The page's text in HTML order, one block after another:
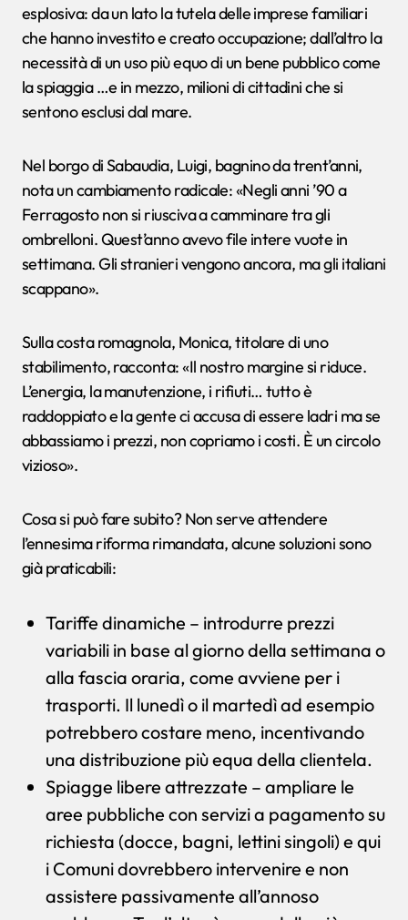
esplosiva: da un lato la tutela delle imprese familiari
che hanno investito e creato occupazione; dall’altro la
necessità di un uso più equo di un bene pubblico come
la spiaggia …e in mezzo, milioni di cittadini che si
sentono esclusi dal mare.
Nel borgo di Sabaudia, Luigi, bagnino da trent’anni,
nota un cambiamento radicale: «Negli anni ’90 a
Ferragosto non si riusciva a camminare tra gli
ombrelloni. Quest’anno avevo file intere vuote in
settimana. Gli stranieri vengono ancora, ma gli italiani
scappano».
Sulla costa romagnola, Monica, titolare di uno
stabilimento, racconta: «Il nostro margine si riduce.
L’energia, la manutenzione, i rifiuti… tutto è
raddoppiato e la gente ci accusa di essere ladri ma se
abbassiamo i prezzi, non copriamo i costi. È un circolo
vizioso».
Cosa si può fare subito? Non serve attendere
l’ennesima riforma rimandata, alcune soluzioni sono
già praticabili:
Tariffe dinamiche – introdurre prezzi
variabili in base al giorno della settimana o
alla fascia oraria, come avviene per i
trasporti. Il lunedì o il martedì ad esempio
potrebbero costare meno, incentivando
una distribuzione più equa della clientela.
Spiagge libere attrezzate – ampliare le
aree pubbliche con servizi a pagamento su
richiesta (docce, bagni, lettini singoli) e qui
i Comuni dovrebbero intervenire e non
assistere passivamente all’annoso